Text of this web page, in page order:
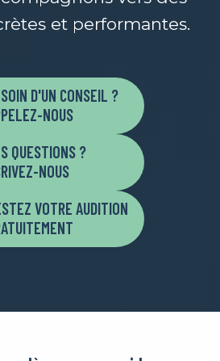
et performantes.
D'UN CONSEIL ?
NOUS
QUESTIONS ?
NOUS
VOTRE AUDITION